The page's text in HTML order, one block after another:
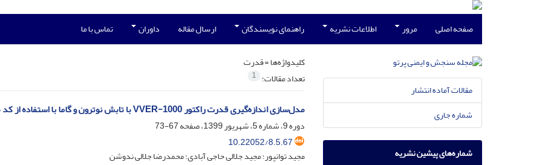
صفحه اصلی مرور اطلاعات نشریه راهنمای نویسندگان ارسال مقاله داوران تماس با ما
کلیدواژه‌ها =قدرت
تعداد مقالات: 1
مدل‌سازی اندازه‌گیری قدرت راکتور VVER-1000 با تابش نوترون و گاما با استفاده از کد مونت‌کارلو
دوره 9، شماره 5، شهریور 1399، صفحه
67-73
10.22052/8.5.67
مجید توانپور؛ مجید جلالی حاجی آبادی؛ محمدرضا جلالی ندوشن
مقالات آماده انتشار
شماره جاری
شماره‌های پیشین نشریه